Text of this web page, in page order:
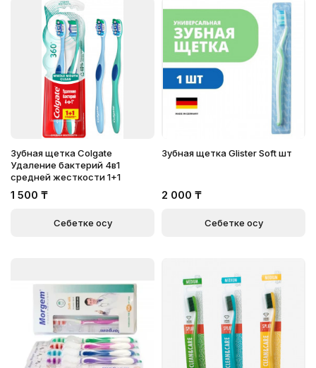
Зубная щетка Colgate
Удаление бактерий 4в1
средней жесткости 1+1
1 500 ₸
Себетке қосу
Зубная щетка Glister Soft шт
2 000 ₸
Себетке қосу